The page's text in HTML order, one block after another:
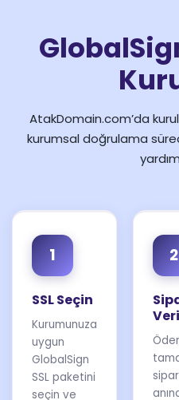
AtakDomain.com’da
kurumsal doğrulama
1
SSL Seçin
Kurumunuza
uygun
GlobalSign
SSL paketini
seçin ve
2